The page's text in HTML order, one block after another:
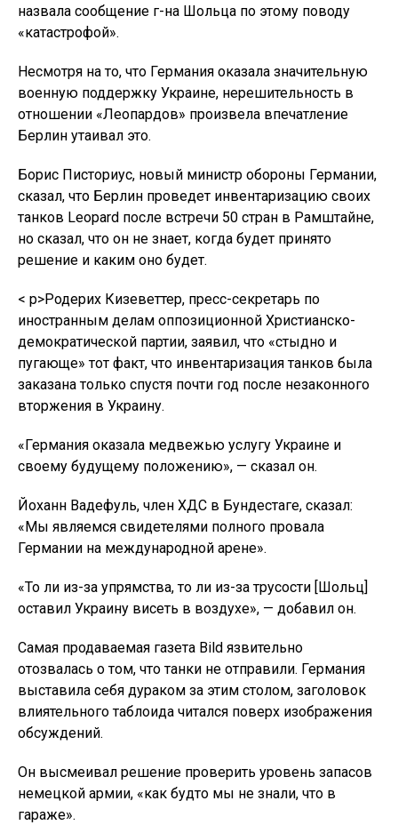
назвала сообщение г-на Шольца по этому поводу
«катастрофой».
Несмотря на то, что Германия оказала значительную
военную поддержку Украине, нерешительность в
отношении «Леопардов» произвела впечатление
Берлин утаивал это.
Борис Писториус, новый министр обороны Германии,
сказал, что Берлин проведет инвентаризацию своих
танков Leopard после встречи 50 стран в Рамштайне,
но сказал, что он не знает, когда будет принято
решение и каким оно будет.
< p>Родерих Кизеветтер, пресс-секретарь по
иностранным делам оппозиционной Христианско-
демократической партии, заявил, что «стыдно и
пугающе» тот факт, что инвентаризация танков была
заказана только спустя почти год после незаконного
вторжения в Украину.
«Германия оказала медвежью услугу Украине и
своему будущему положению», — сказал он.
Йоханн Вадефуль, член ХДС в Бундестаге, сказал:
«Мы являемся свидетелями полного провала
Германии на международной арене».
«То ли из-за упрямства, то ли из-за трусости [Шольц]
оставил Украину висеть в воздухе», — добавил он.
Самая продаваемая газета Bild язвительно
отозвалась о том, что танки не отправили. Германия
выставила себя дураком за этим столом, заголовок
влиятельного таблоида читался поверх изображения
обсуждений.
Он высмеивал решение проверить уровень запасов
немецкой армии, «как будто мы не знали, что в
гараже».